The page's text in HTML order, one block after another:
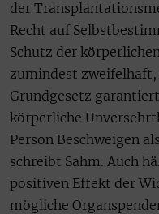
der
Recht auf
Schutz der
zumindest zweifelhaft,
Grundgesetz
körperliche
Person Beschweigen
schreibt Sahm. Auch
positiven Effekt der
mögliche